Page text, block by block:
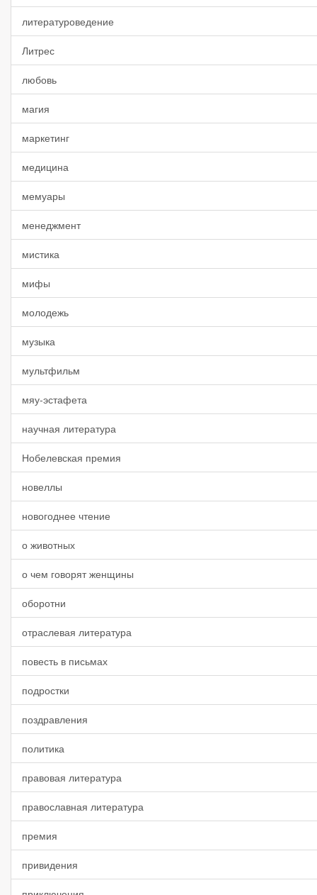
литературоведение
Литрес
любовь
магия
маркетинг
медицина
мемуары
менеджмент
мистика
мифы
молодежь
музыка
мультфильм
мяу-эстафета
научная литература
Нобелевская премия
новеллы
новогоднее чтение
о животных
о чем говорят женщины
оборотни
отраслевая литература
повесть в письмах
подростки
поздравления
политика
правовая литература
православная литература
премия
привидения